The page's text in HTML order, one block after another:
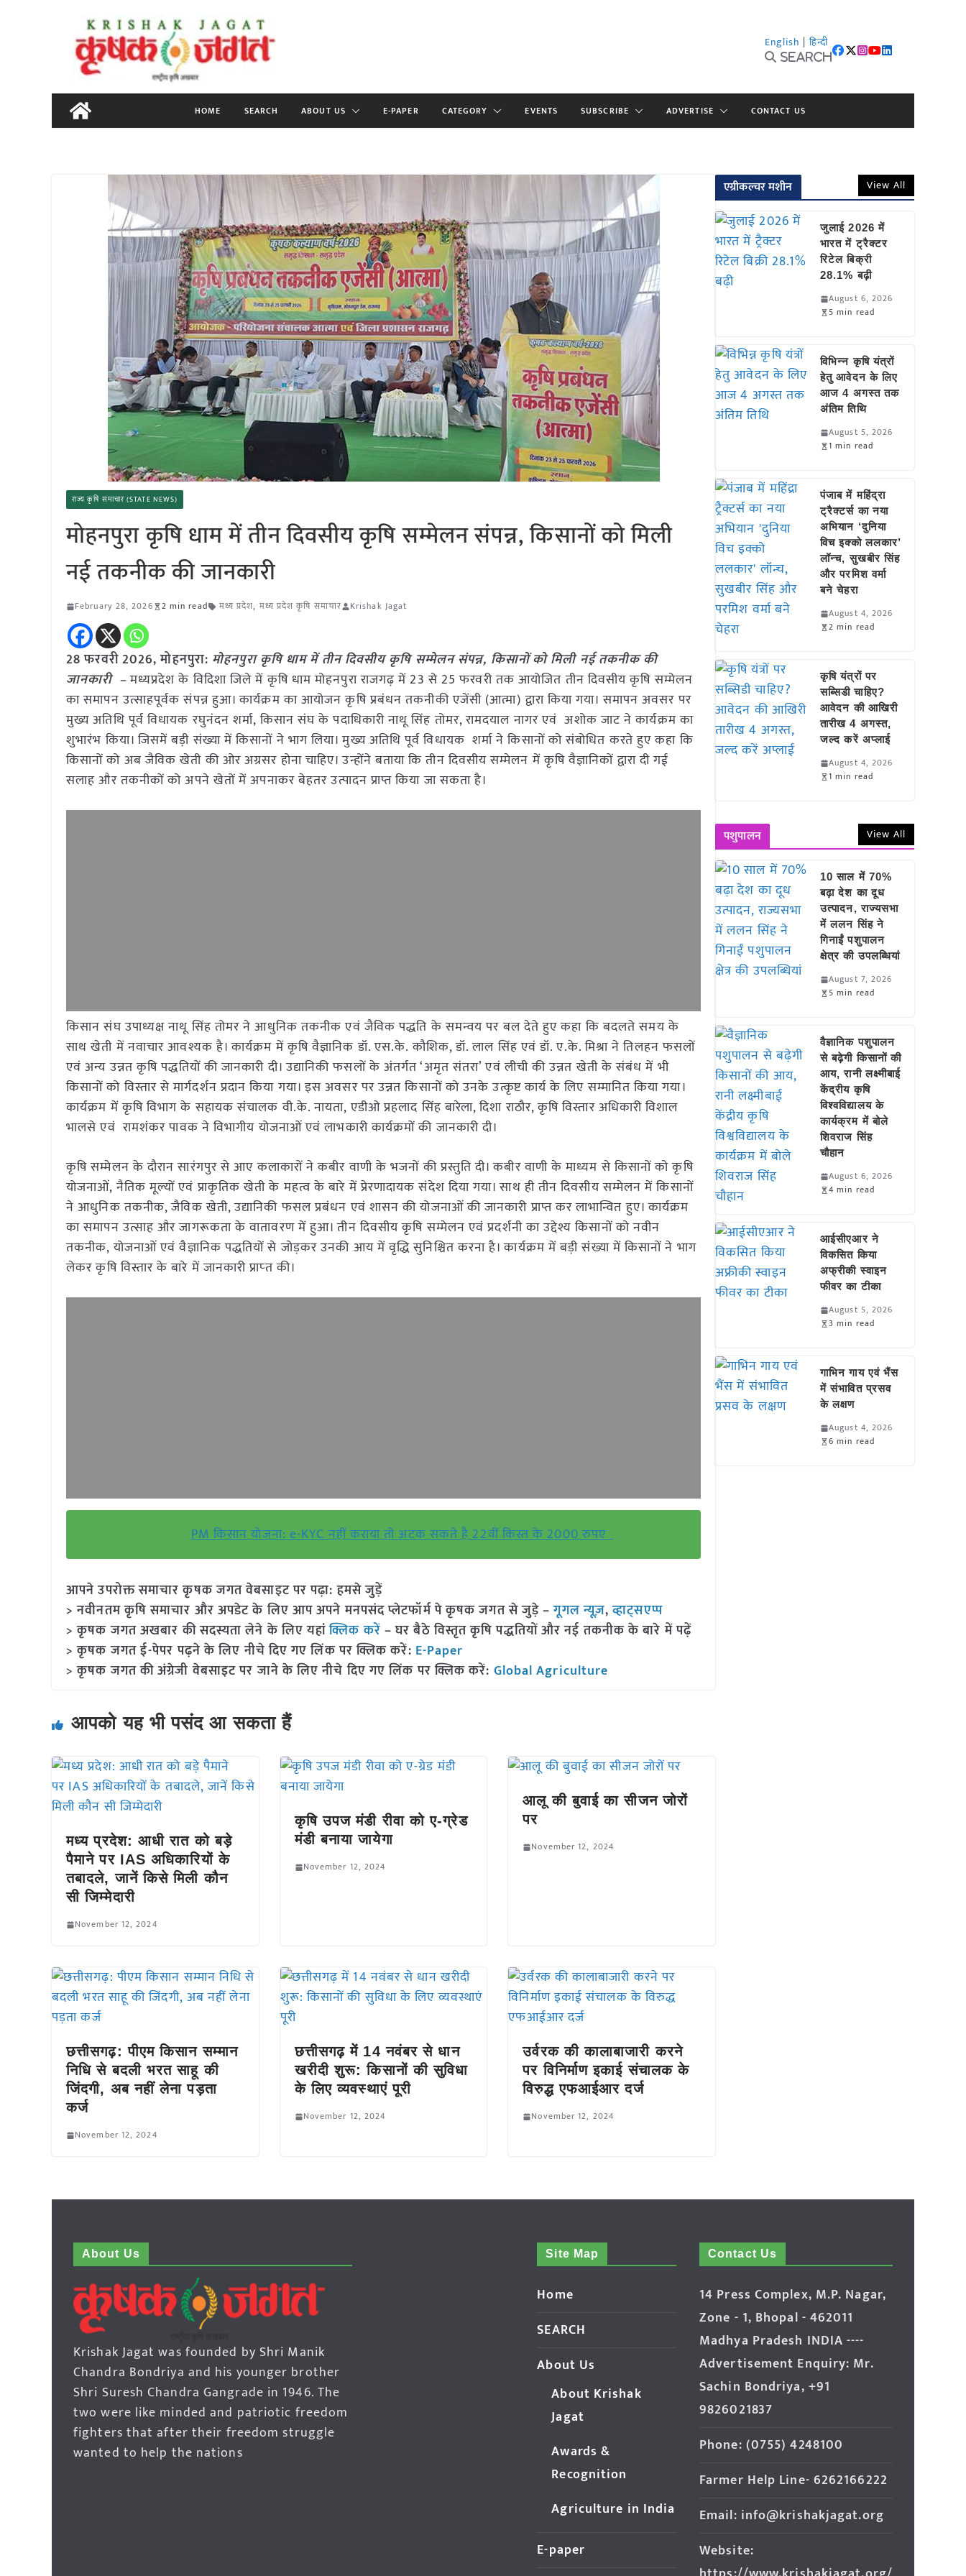
content
English | हिन्दी
Search
HOME SEARCH ABOUT US E-PAPER CATEGORY EVENTS SUBSCRIBE ADVERTISE CONTACT US
राज्य कृषि समाचार (STATE NEWS)
मोहनपुरा कृषि धाम में तीन दिवसीय कृषि सम्मेलन संपन्न, किसानों को मिली
नई तकनीक की जानकारी
February 28, 2026 2 min read मध्य प्रदेश, मध्य प्रदेश कृषि समाचार Krishak Jagat
28 फरवरी 2026, मोहनपुरा: मोहनपुरा कृषि धाम में तीन दिवसीय कृषि सम्मेलन संपन्न, किसानों को मिली नई तकनीक की
जानकारी –मध्यप्रदेश के विदिशा जिले में कृषि धाम मोहनपुरा राजगढ़ में 23 से 25 फरवरी तक आयोजित तीन दिवसीय कृषि सम्मेलन
का समापन उत्साहपूर्वक संपन्न हुआ। कार्यक्रम का आयोजन कृषि प्रबंधन तकनीकी एजेंसी (आत्मा) द्वारा किया गया। समापन अवसर पर
मुख्य अतिथि पूर्व विधायक रघुनंदन शर्मा, किसान संघ के पदाधिकारी नाथू सिंह तोमर, रामदयाल नागर एवं अशोक जाट ने कार्यक्रम का
शुभारंभ किया। जिसमें बड़ी संख्या में किसानों ने भाग लिया। मुख्य अतिथि पूर्व विधायक शर्मा ने किसानों को संबोधित करते हुए कहा कि
किसानों को अब जैविक खेती की ओर अग्रसर होना चाहिए। उन्होंने बताया कि तीन दिवसीय सम्मेलन में कृषि वैज्ञानिकों द्वारा दी गई
सलाह और तकनीकों को अपने खेतों में अपनाकर बेहतर उत्पादन प्राप्त किया जा सकता है।
किसान संघ उपाध्यक्ष नाथू सिंह तोमर ने आधुनिक तकनीक एवं जैविक पद्धति के समन्वय पर बल देते हुए कहा कि बदलते समय के
साथ खेती में नवाचार आवश्यक है। कार्यक्रम में कृषि वैज्ञानिक डॉ. एस.के. कौशिक, डॉ. लाल सिंह एवं डॉ. ए.के. मिश्रा ने तिलहन फसलों
एवं अन्य उन्नत कृषि पद्धतियों की जानकारी दी। उद्यानिकी फसलों के अंतर्गत ‘अमृत संतरा’ एवं लीची की उन्नत खेती के संबंध में भी
किसानों को विस्तार से मार्गदर्शन प्रदान किया गया। इस अवसर पर उन्नत किसानों को उनके उत्कृष्ट कार्य के लिए सम्मानित किया गया।
कार्यक्रम में कृषि विभाग के सहायक संचालक वी.के. नायता, एडीओ प्रहलाद सिंह बारेला, दिशा राठौर, कृषि विस्तार अधिकारी विशाल
भालसे एवं रामशंकर पावक ने विभागीय योजनाओं एवं लाभकारी कार्यक्रमों की जानकारी दी।
कृषि सम्मेलन के दौरान सारंगपुर से आए कलाकारों ने कबीर वाणी के भजनों की प्रस्तुति दी। कबीर वाणी के माध्यम से किसानों को कृषि
योजनाओं, नैतिक मूल्यों एवं प्राकृतिक खेती के महत्व के बारे में प्रेरणादायक संदेश दिया गया। साथ ही तीन दिवसीय सम्मेलन में किसानों
ने आधुनिक तकनीक, जैविक खेती, उद्यानिकी फसल प्रबंधन एवं शासन की योजनाओं की जानकारी प्राप्त कर लाभान्वित हुए। कार्यक्रम
का समापन उत्साह और जागरूकता के वातावरण में हुआ। तीन दिवसीय कृषि सम्मेलन एवं प्रदर्शनी का उद्देश्य किसानों को नवीन
तकनीक, योजनाओं एवं वैज्ञानिक पद्धतियों से जोड़कर उनकी आय में वृद्धि सुनिश्चित करना है। कार्यक्रम में बड़ी संख्या में किसानों ने भाग
लेकर कृषि विस्तार के बारे में जानकारी प्राप्‍त की।
PM किसान योजना: e-KYC नहीं कराया तो अटक सकते है 22वीं किस्त के 2000 रुपए
आपने उपरोक्त समाचार कृषक जगत वेबसाइट पर पढ़ा: हमसे जुड़ें
> नवीनतम कृषि समाचार और अपडेट के लिए आप अपने मनपसंद प्लेटफॉर्म पे कृषक जगत से जुड़े –गूगल न्यूज़,व्हाट्सएप्प
> कृषक जगत अखबार की सदस्यता लेने के लिए यहांक्लिक करें – घर बैठे विस्तृत कृषि पद्धतियों और नई तकनीक के बारे में पढ़ें
> कृषक जगत ई-पेपर पढ़ने के लिए नीचे दिए गए लिंक पर क्लिक करें: E-Paper
> कृषक जगत की अंग्रेजी वेबसाइट पर जाने के लिए नीचे दिए गए लिंक पर क्लिक करें: Global Agriculture
आपको यह भी पसंद आ सकता हैं
मध्य प्रदेश: आधी रात को बड़े
पैमाने पर IAS अधिकारियों के
तबादले, जानें किसे मिली कौन
सी जिम्मेदारी
November 12, 2024
कृषि उपज मंडी रीवा को ए-ग्रेड
मंडी बनाया जायेगा
November 12, 2024
आलू की बुवाई का सीजन जोरों
पर
November 12, 2024
छत्तीसगढ़: पीएम किसान सम्मान
निधि से बदली भरत साहू की
जिंदगी, अब नहीं लेना पड़ता
कर्ज
November 12, 2024
छत्तीसगढ़ में 14 नवंबर से धान
खरीदी शुरू: किसानों की सुविधा
के लिए व्यवस्थाएं पूरी
November 12, 2024
उर्वरक की कालाबाजारी करने
पर विनिर्माण इकाई संचालक के
विरुद्ध एफआईआर दर्ज
November 12, 2024
एग्रीकल्चर मशीन View All
जुलाई 2026 में
भारत में ट्रैक्टर
रिटेल बिक्री
28.1% बढ़ी
August 6, 2026
5 min read
विभिन्न कृषि यंत्रों
हेतु आवेदन के लिए
आज 4 अगस्त तक
अंतिम तिथि
August 5, 2026
1 min read
पंजाब में महिंद्रा
ट्रैक्टर्स का नया
अभियान ‘दुनिया
विच इक्को ललकार’
लॉन्च, सुखबीर सिंह
और परमिश वर्मा
बने चेहरा
August 4, 2026
2 min read
कृषि यंत्रों पर
सब्सिडी चाहिए?
आवेदन की आखिरी
तारीख 4 अगस्त,
जल्द करें अप्लाई
August 4, 2026
1 min read
पशुपालन View All
10 साल में 70%
बढ़ा देश का दूध
उत्पादन, राज्यसभा
में ललन सिंह ने
गिनाईं पशुपालन
क्षेत्र की उपलब्धियां
August 7, 2026
5 min read
वैज्ञानिक पशुपालन
से बढ़ेगी किसानों की
आय, रानी लक्ष्मीबाई
केंद्रीय कृषि
विश्वविद्यालय के
कार्यक्रम में बोले
शिवराज सिंह
चौहान
August 6, 2026
4 min read
आईसीएआर ने
विकसित किया
अफ्रीकी स्वाइन
फीवर का टीका
August 5, 2026
3 min read
गाभिन गाय एवं भैंस
में संभावित प्रसव
के लक्षण
August 4, 2026
6 min read
About Us
Krishak Jagat was founded by Shri Manik
Chandra Bondriya and his younger brother
Shri Suresh Chandra Gangrade in 1946. The
two were like minded and patriotic freedom
fighters that after their freedom struggle
wanted to help the nations
Site Map
Home
SEARCH
About Us
About Krishak
Jagat
Awards &
Recognition
Agriculture in India
E-paper
Contact Us
14 Press Complex, M.P. Nagar,
Zone - 1, Bhopal - 462011
Madhya Pradesh INDIA ----
Advertisement Enquiry: Mr.
Sachin Bondriya, +91
9826021837
Phone: (0755) 4248100
Farmer Help Line- 6262166222
Email: info@krishakjagat.org
Website: